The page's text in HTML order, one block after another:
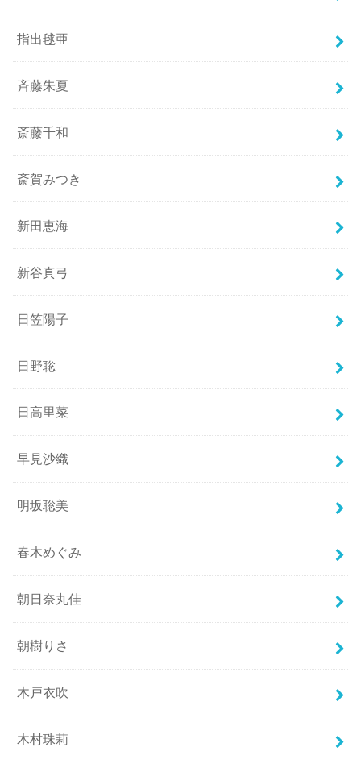
指出毬亜
斉藤朱夏
斎藤千和
斎賀みつき
新田恵海
新谷真弓
日笠陽子
日野聡
日高里菜
早見沙織
明坂聡美
春木めぐみ
朝日奈丸佳
朝樹りさ
木戸衣吹
木村珠莉